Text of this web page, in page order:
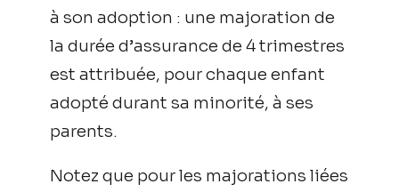
à son adoption : une majoration de
la durée d’assurance de 4 trimestres
est attribuée, pour chaque enfant
adopté durant sa minorité, à ses
parents.
Notez que pour les majorations liées